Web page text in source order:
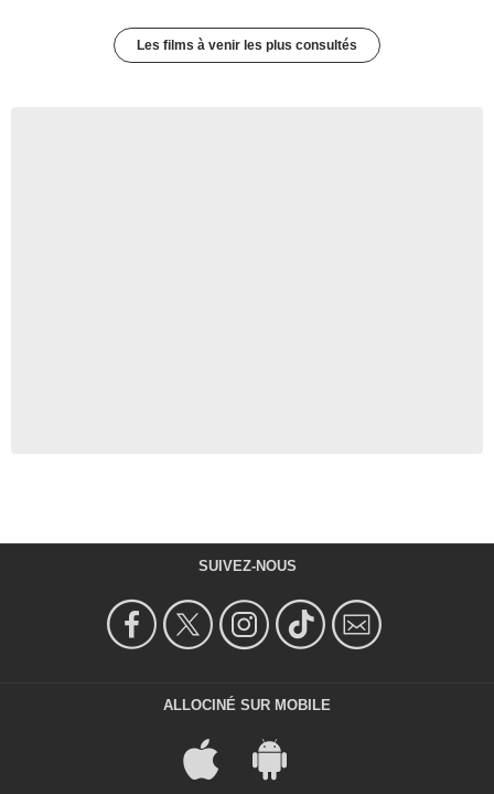
Les films à venir les plus consultés
SUIVEZ-NOUS
ALLOCINÉ SUR MOBILE